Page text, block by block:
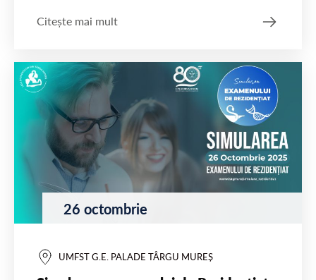
Citește mai mult
26 octombrie
UMFST G.E. PALADE TÂRGU MUREȘ